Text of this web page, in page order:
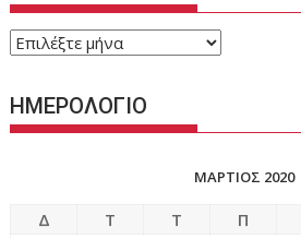
ΑΡΧΕΙΟ
ΑΝΑ
ΜΗΝΑ
ΗΜΕΡΟΛΟΓΙΟ
ΜΆΡΤΙΟΣ 2020
Δ Τ Τ Π